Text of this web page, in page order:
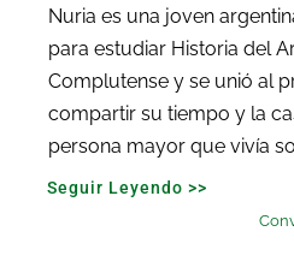
Nuria es una joven
para estudiar Historia del
Complutense y se unió al
compartir su tiempo y la
persona mayor que vivía
Seguir Leyendo >>